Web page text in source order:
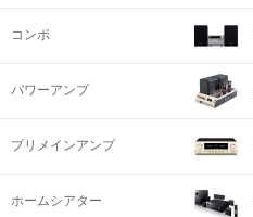
コンポ
パワーアンプ
プリメインアンプ
ホームシアター